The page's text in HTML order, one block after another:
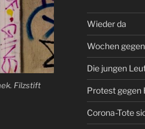
Filzstift
Wieder da
Wochen
Die jungen
Protest gegen
Corona-Tote